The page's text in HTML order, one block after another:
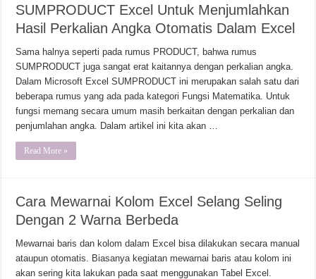
SUMPRODUCT Excel Untuk Menjumlahkan
Hasil Perkalian Angka Otomatis Dalam Excel
Sama halnya seperti pada rumus PRODUCT, bahwa rumus
SUMPRODUCT juga sangat erat kaitannya dengan perkalian angka.
Dalam Microsoft Excel SUMPRODUCT ini merupakan salah satu dari
beberapa rumus yang ada pada kategori Fungsi Matematika. Untuk
fungsi memang secara umum masih berkaitan dengan perkalian dan
penjumlahan angka. Dalam artikel ini kita akan …
Read More »
Cara Mewarnai Kolom Excel Selang Seling
Dengan 2 Warna Berbeda
Mewarnai baris dan kolom dalam Excel bisa dilakukan secara manual
ataupun otomatis. Biasanya kegiatan mewarnai baris atau kolom ini
akan sering kita lakukan pada saat menggunakan Tabel Excel.